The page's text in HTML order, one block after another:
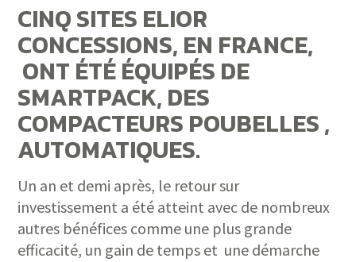
CINQ SITES ELIOR
CONCESSIONS, EN FRANCE,
ONT ÉTÉ ÉQUIPÉS DE
SMARTPACK, DES
COMPACTEURS POUBELLES ,
AUTOMATIQUES.
Un an et demi après, le retour sur
investissement a été atteint avec de nombreux
autres bénéfices comme une plus grande
efficacité, un gain de temps et une démarche